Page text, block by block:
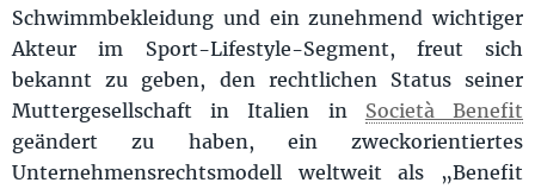
Schwimmbekleidung und ein zunehmend wichtiger
Akteur im Sport-Lifestyle-Segment, freut sich
bekannt zu geben, den rechtlichen Status seiner
Muttergesellschaft in Italien in Società Benefit
geändert zu haben, ein zweckorientiertes
Unternehmensrechtsmodell weltweit als „Benefit